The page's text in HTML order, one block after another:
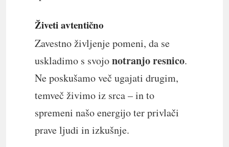
Živeti avtentično
Zavestno življenje pomeni, da se
uskladimo s svojonotranjo resnico.
Ne poskušamo več ugajati drugim,
temveč živimo iz srca – in to
spremeni našo energijo ter privlači
prave ljudi in izkušnje.